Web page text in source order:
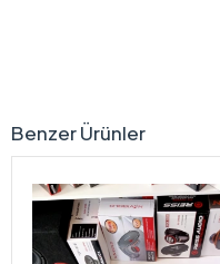
Benzer Ürünler